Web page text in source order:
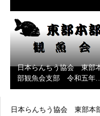
日本らんちう協会 東部
部観魚会支部 令和五年…
日本らんちう協会 東部